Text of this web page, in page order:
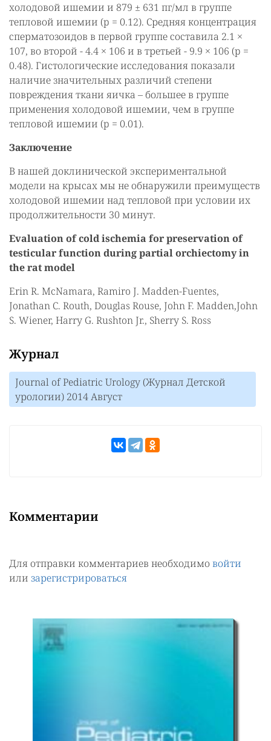
холодовой ишемии и 879 ± 631 пг/мл в группе
тепловой ишемии (p = 0.12). Средняя концентрация
сперматозоидов в первой группе составила 2.1 ×
107, во второй - 4.4 × 106 и в третьей - 9.9 × 106 (p =
0.48). Гистологические исследования показали
наличие значительных различий степени
повреждения ткани яичка – большее в группе
применения холодовой ишемии, чем в группе
тепловой ишемии (p = 0.01).
Заключение
В нашей доклинической экспериментальной
модели на крысах мы не обнаружили преимуществ
холодовой ишемии над тепловой при условии их
продолжительности 30 минут.
Evaluation of cold ischemia for preservation of
testicular function during partial orchiectomy in
the rat model
Erin R. McNamara, Ramiro J. Madden-Fuentes,
Jonathan C. Routh, Douglas Rouse, John F. Madden,John
S. Wiener, Harry G. Rushton Jr., Sherry S. Ross
Журнал
Journal of Pediatric Urology (Журнал Детской
урологии) 2014 Август
Комментарии
Для отправки комментариев необходимо войти
или зарегистрироваться